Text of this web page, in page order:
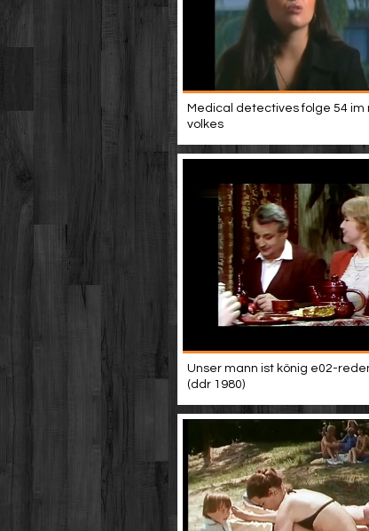
Medical detectives folge 54 im
volkes
Unser mann ist könig e02-
(ddr 1980)